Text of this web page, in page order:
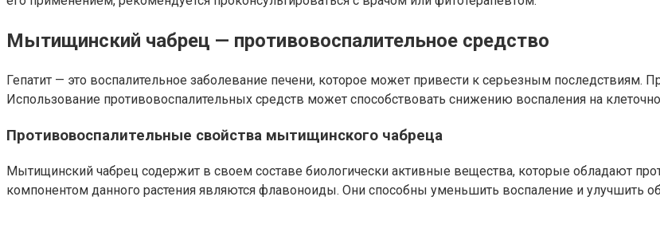
Мытищинский чабрец — противовоспалительное средство
Гепатит — это воспалительное заболевание печени, которое может привести к серьезным последствиям.
Использование противовоспалительных средств может способствовать снижению воспаления на
Противовоспалительные свойства мытищинского чабреца
Мытищинский чабрец содержит в своем составе биологически активные вещества, которые обладают
компонентом данного растения являются флавоноиды. Они способны уменьшить воспаление и улучшить